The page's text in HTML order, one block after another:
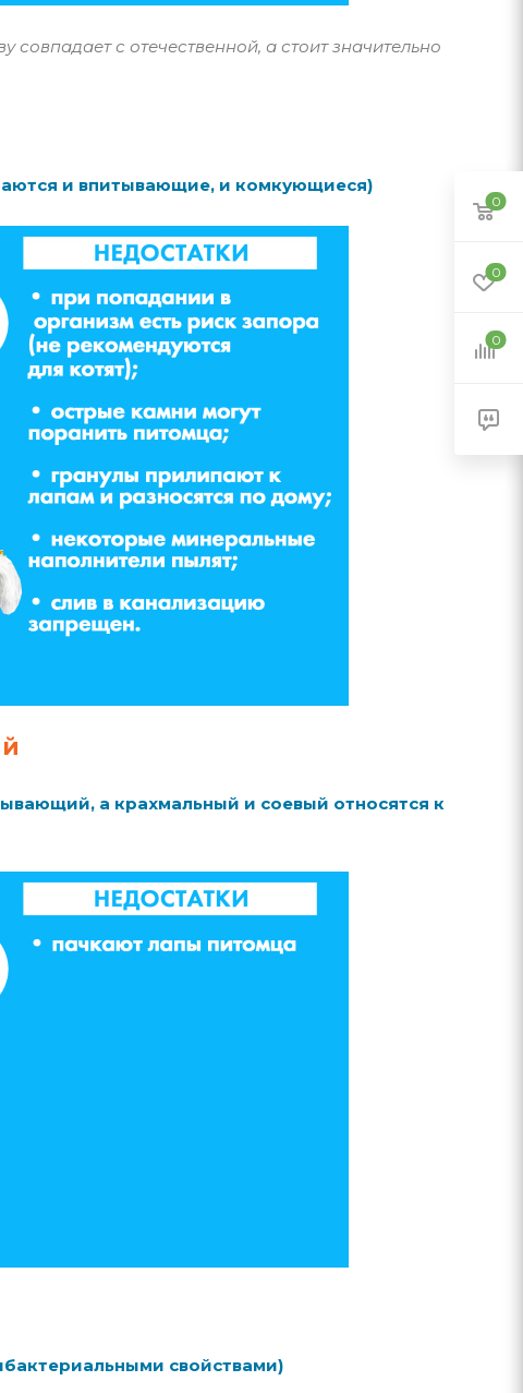
с отечественной, а стоит значительно
и впитывающие, и комкующиеся)
а крахмальный и соевый относятся к
свойствами)
0
0
0